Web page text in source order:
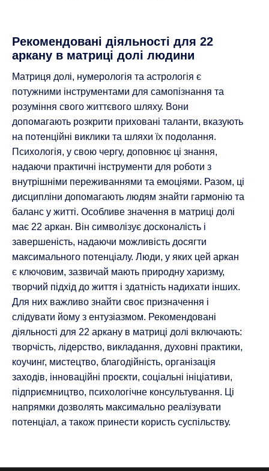
Рекомендовані діяльності для 22
аркану в матриці долі людини
Матриця долі, нумерологія та астрологія є
потужними інструментами для самопізнання та
розуміння свого життєвого шляху. Вони
допомагають розкрити приховані таланти, вказують
на потенційні виклики та шляхи їх подолання.
Психологія, у свою чергу, доповнює ці знання,
надаючи практичні інструменти для роботи з
внутрішніми переживаннями та емоціями. Разом, ці
дисципліни допомагають людям знайти гармонію та
баланс у житті. Особливе значення в матриці долі
має 22 аркан. Він символізує досконалість і
завершеність, надаючи можливість досягти
максимального потенціалу. Люди, у яких цей аркан
є ключовим, зазвичай мають природну харизму,
творчий підхід до життя і здатність надихати інших.
Для них важливо знайти своє призначення і
слідувати йому з ентузіазмом. Рекомендовані
діяльності для 22 аркану в матриці долі включають:
творчість, лідерство, викладання, духовні практики,
коучинг, мистецтво, благодійність, організація
заходів, інноваційні проєкти, соціальні ініціативи,
підприємництво, психологічне консультування. Ці
напрямки дозволять максимально реалізувати
потенціал, а також принести користь суспільству.